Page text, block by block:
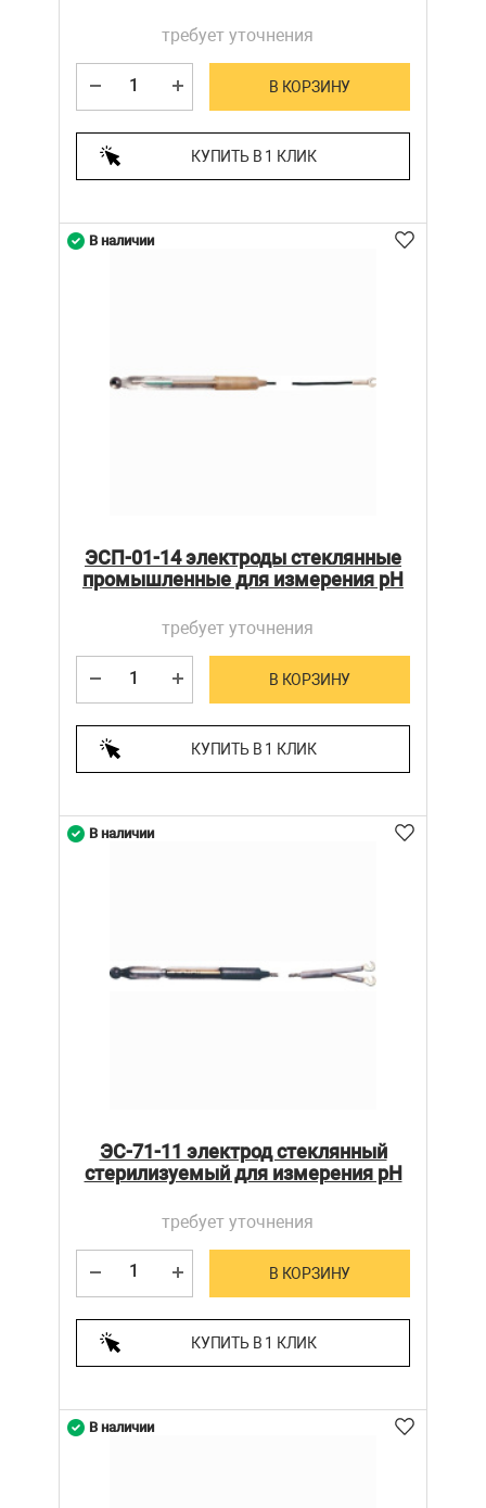
требует уточнения
В КОРЗИНУ
КУПИТЬ В 1 КЛИК
ЭСП-01-14 электроды стеклянные
промышленные для измерения рН
требует уточнения
В КОРЗИНУ
КУПИТЬ В 1 КЛИК
В наличии
ЭС-71-11 электрод стеклянный
стерилизуемый для измерения рН
требует уточнения
В КОРЗИНУ
КУПИТЬ В 1 КЛИК
В наличии
В наличии